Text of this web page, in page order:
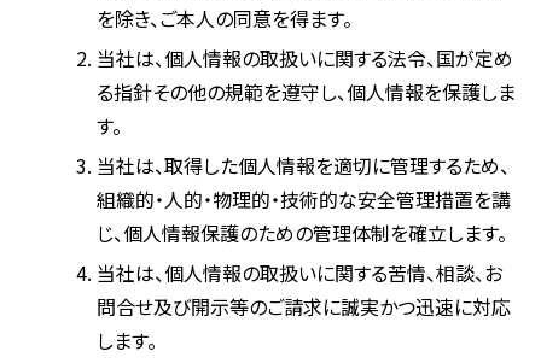
を除き、ご本人の同意を得ます。
当社は、個人情報の取扱いに関する法令、国が定め
る指針その他の規範を遵守し、個人情報を保護しま
す。
当社は、取得した個人情報を適切に管理するため、
組織的・人的・物理的・技術的な安全管理措置を講
じ、個人情報保護のための管理体制を確立します。
当社は、個人情報の取扱いに関する苦情、相談、お
問合せ及び開示等のご請求に誠実かつ迅速に対応
します。